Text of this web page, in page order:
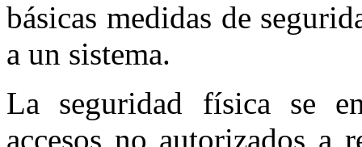
básicas medidas de
a un sistema.
La seguridad física se
accesos no autorizados a